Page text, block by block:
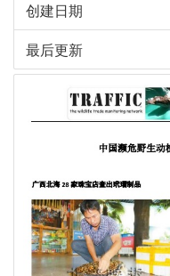
创建日期
最后更新